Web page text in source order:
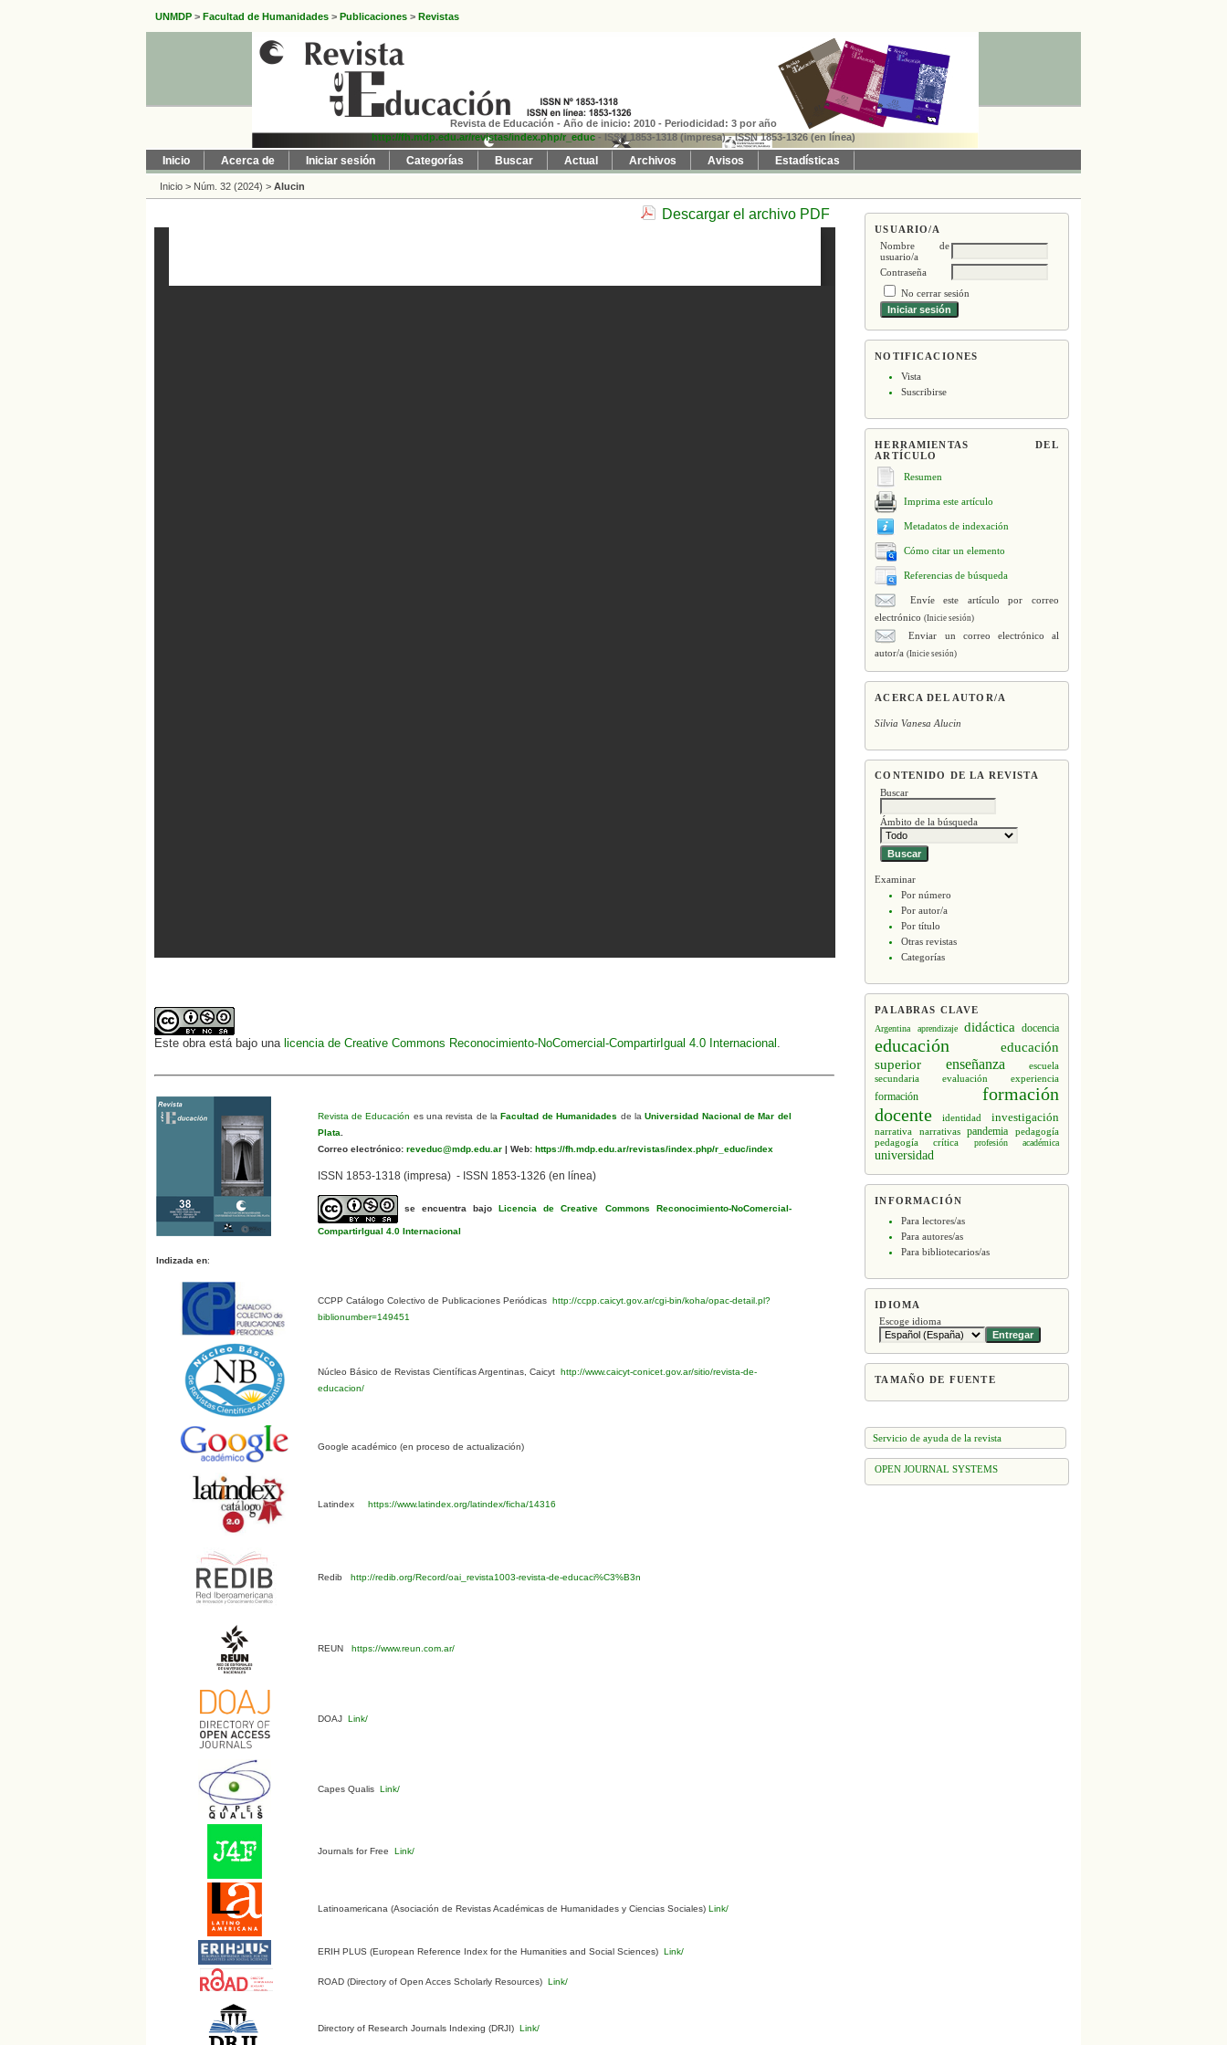
UNMDP > Facultad de Humanidades > Publicaciones > Revistas
Revista de Educación - Año de inicio: 2010 - Periodicidad: 3 por año
http://fh.mdp.edu.ar/revistas/index.php/r_educ - ISSN 1853-1318 (impresa) - ISSN 1853-1326 (en línea)
USUARIO/A
Nombre de
usuario/a
Contraseña
No cerrar sesión
NOTIFICACIONES
Vista
Suscribirse
HERRAMIENTAS DEL
ARTÍCULO
Resumen
Imprima este artículo
Metadatos de indexación
Cómo citar un elemento
Referencias de búsqueda
Envíe este artículo por correo
electrónico(Inicie sesión)
Enviar un correo electrónico al
autor/a(Inicie sesión)
ACERCA DEL AUTOR/A
Silvia Vanesa Alucin
CONTENIDO DE LA REVISTA
Buscar
Ámbito de la búsqueda
Examinar
Por número
Por autor/a
Por título
Otras revistas
Categorías
PALABRAS CLAVE
Argentina aprendizaje didáctica docencia
educación
educación
superior
enseñanza
escuela
secundaria
evaluación
experiencia
formación
formación
docente
identidad investigación
narrativa narrativas pandemia
pedagogía
pedagogía crítica
profesión académica
universidad
INFORMACIÓN
Para lectores/as
Para autores/as
Para bibliotecarios/as
IDIOMA
Escoge idioma
TAMAÑO DE FUENTE
Servicio de ayuda de la revista
OPEN JOURNAL SYSTEMS
Inicio Acerca de Iniciar sesión Categorías Buscar Actual Archivos Avisos Estadísticas
Inicio > Núm. 32 (2024) > Alucin
Descargar el archivo PDF
Este obra está bajo una licencia de Creative Commons Reconocimiento-NoComercial-CompartirIgual 4.0 Internacional .
Revista de Educación es una revista de la Facultad de Humanidades de la Universidad Nacional de Mar del
Plata
Correo electrónico:reveduc@mdp.edu.ar| Web:https://fh.mdp.edu.ar/revistas/index.php/r_educ/index
ISSN 1853-1318 (impresa) - ISSN 1853-1326 (en línea)
se encuentra bajoLicencia de Creative Commons Reconocimiento-NoComercial-
CompartirIgual 4.0 Internacional
Indizada en:
CCPP Catálogo Colectivo de Publicaciones Periódicas http://ccpp.caicyt.gov.ar/cgi-bin/koha/opac-detail.pl?
biblionumber=149451
Núcleo Básico de Revistas Científicas Argentinas, Caicyt http://www.caicyt-conicet.gov.ar/sitio/revista-de-
educacion/
Google académico (en proceso de actualización)
Latindex https://www.latindex.org/latindex/ficha/14316
Redib http://redib.org/Record/oai_revista1003-revista-de-educaci%C3%B3n
REUN https://www.reun.com.ar/
DOAJ Link/
Capes Qualis Link/
Journals for Free Link/
Latinoamericana (Asociación de Revistas Académicas de Humanidades y Ciencias Sociales)Link/
ERIH PLUS (European Reference Index for the Humanities and Social Sciences) Link/
ROAD (Directory of Open Acces Scholarly Resources) Link/
Directory of Research Journals Indexing (DRJI) Link/